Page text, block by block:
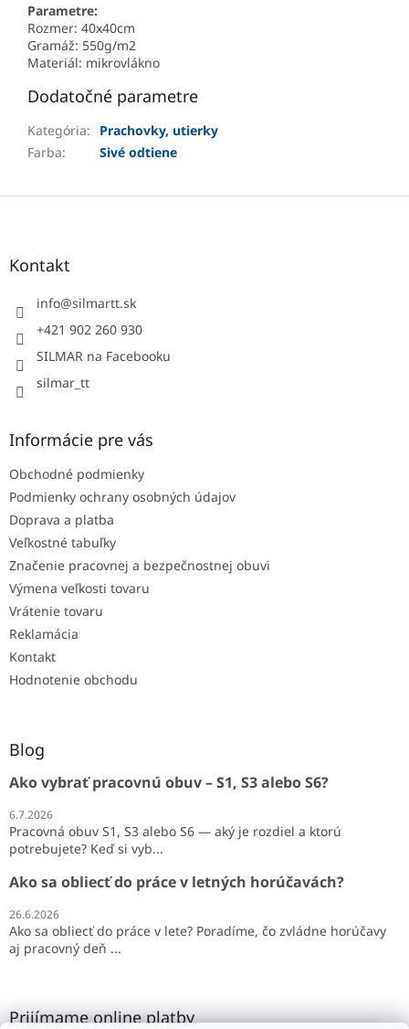
Parametre:
Rozmer: 40x40cm
Gramáž: 550g/m2
Materiál: mikrovlákno
Dodatočné parametre
Kategória:
Prachovky, utierky
Farba: Sivé odtiene
Z
Kontakt
info@silmartt.sk
+421 902 260 930
SILMAR na Facebooku
silmar_tt
Informácie pre vás
Obchodné podmienky
Podmienky ochrany osobných údajov
Doprava a platba
Veľkostné tabuľky
Značenie pracovnej a bezpečnostnej obuvi
Výmena veľkosti tovaru
Vrátenie tovaru
Reklamácia
Kontakt
Hodnotenie obchodu
Blog
Ako vybrať pracovnú obuv – S1, S3 alebo S6?
6.7.2026
Pracovná obuv S1, S3 alebo S6 — aký je rozdiel a ktorú
potrebujete? Keď si vyb...
Ako sa obliecť do práce v letných horúčavách?
26.6.2026
Ako sa obliecť do práce v lete? Poradíme, čo zvládne horúčavy
aj pracovný deň ...
Prijímame online platby